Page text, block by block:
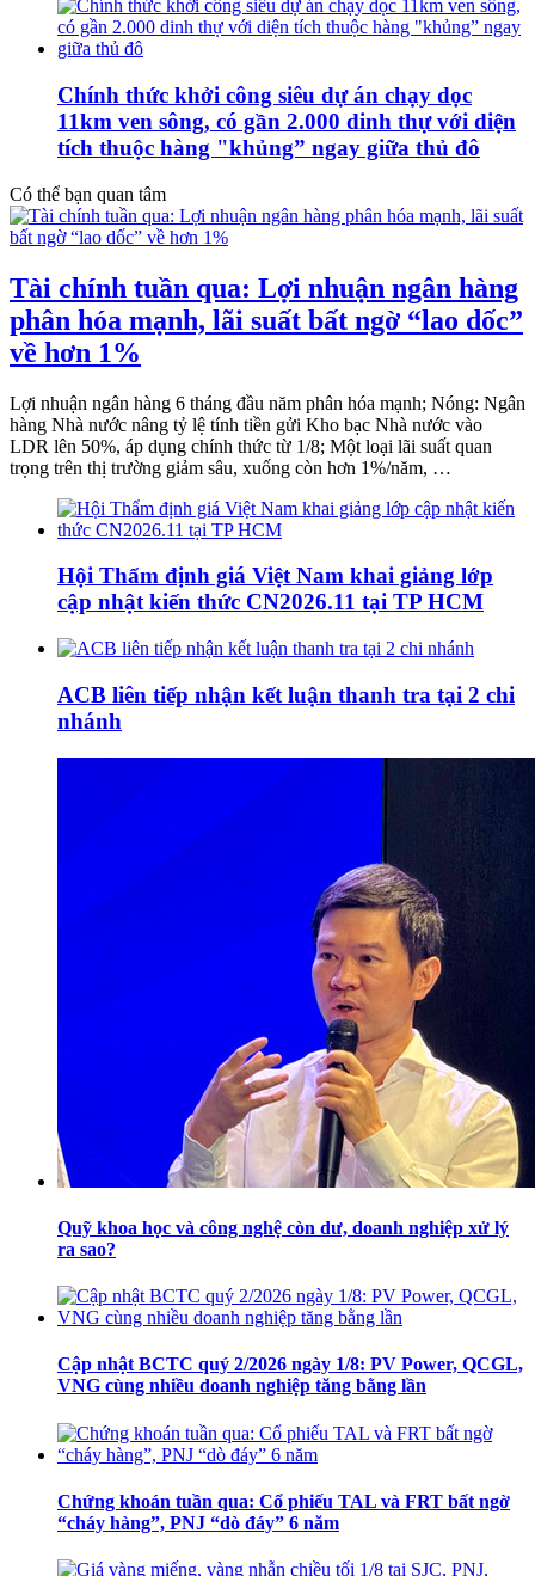
Chính thức khởi công siêu dự án chạy dọc
11km ven sông, có gần 2.000 dinh thự với diện
tích thuộc hàng "khủng” ngay giữa thủ đô
Có thể bạn quan tâm
Tài chính tuần qua: Lợi nhuận ngân hàng
phân hóa mạnh, lãi suất bất ngờ “lao dốc”
về hơn 1%
Lợi nhuận ngân hàng 6 tháng đầu năm phân hóa mạnh; Nóng: Ngân
hàng Nhà nước nâng tỷ lệ tính tiền gửi Kho bạc Nhà nước vào
LDR lên 50%, áp dụng chính thức từ 1/8; Một loại lãi suất quan
trọng trên thị trường giảm sâu, xuống còn hơn 1%/năm, …
Hội Thẩm định giá Việt Nam khai giảng lớp
cập nhật kiến thức CN2026.11 tại TP HCM
ACB liên tiếp nhận kết luận thanh tra tại 2 chi
nhánh
Quỹ khoa học và công nghệ còn dư, doanh nghiệp xử lý
ra sao?
Cập nhật BCTC quý 2/2026 ngày 1/8: PV Power, QCGL,
VNG cùng nhiều doanh nghiệp tăng bằng lần
Chứng khoán tuần qua: Cổ phiếu TAL và FRT bất ngờ
“cháy hàng”, PNJ “dò đáy” 6 năm